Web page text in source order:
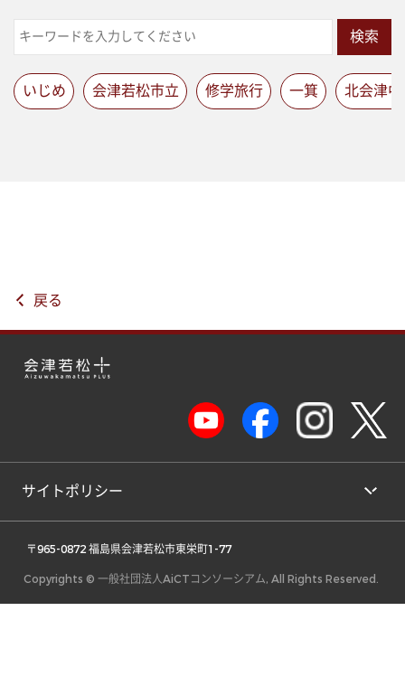
検索
いじめ 会津若松市立 修学旅行 一箕 北会津中
戻る
サイトポリシー
〒965-0872 福島県会津若松市東栄町1-77
Copyrights © 一般社団法人AiCTコンソーシアム, All Rights Reserved.